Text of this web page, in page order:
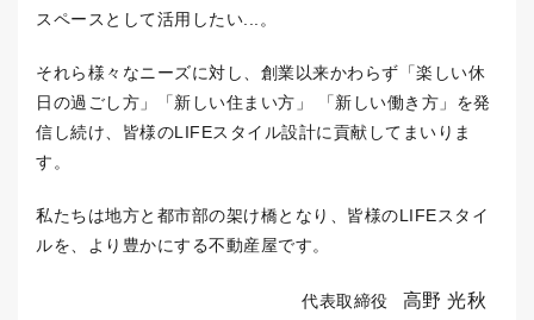
スペースとして活用したい...。
それら様々なニーズに対し、創業以来かわらず「楽しい休
日の過ごし方」「新しい住まい方」 「新しい働き方」を発
信し続け、皆様のLIFEスタイル設計に貢献してまいりま
す。
私たちは地方と都市部の架け橋となり、皆様のLIFEスタイ
ルを、より豊かにする不動産屋です。
代表取締役 高野 光秋